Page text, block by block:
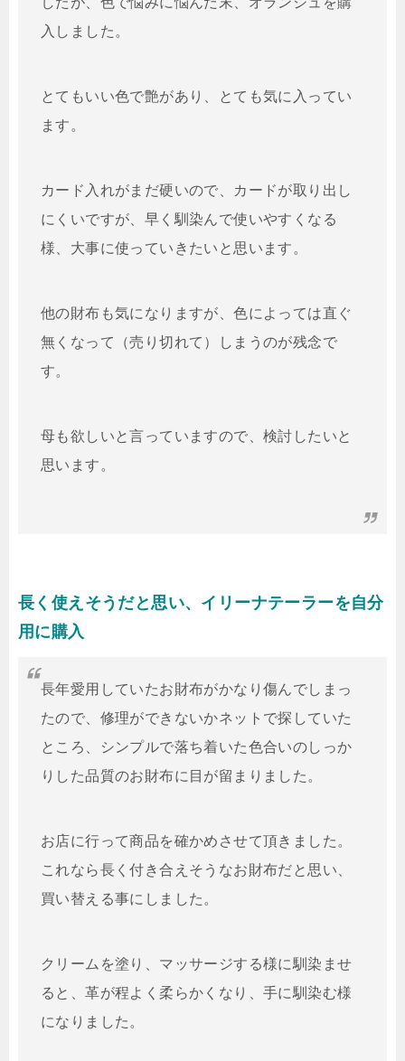
入しました。
とてもいい色で艶があり、とても気に入ってい
ます。
カード入れがまだ硬いので、カードが取り出し
にくいですが、早く馴染んで使いやすくなる
様、大事に使っていきたいと思います。
他の財布も気になりますが、色によっては直ぐ
無くなって（売り切れて）しまうのが残念で
す。
母も欲しいと言っていますので、検討したいと
思います。
長く使えそうだと思い、イリーナテーラーを自分
用に購入
長年愛用していたお財布がかなり傷んでしまっ
たので、修理ができないかネットで探していた
ところ、シンプルで落ち着いた色合いのしっか
りした品質のお財布に目が留まりました。
お店に行って商品を確かめさせて頂きました。
これなら長く付き合えそうなお財布だと思い、
買い替える事にしました。
クリームを塗り、マッサージする様に馴染ませ
ると、革が程よく柔らかくなり、手に馴染む様
になりました。